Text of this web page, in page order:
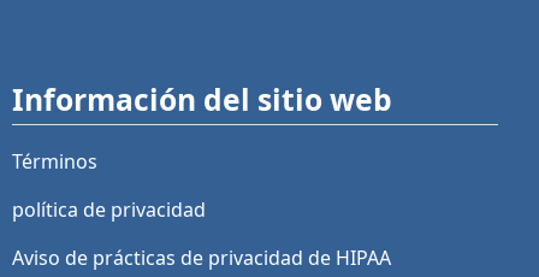
Información del sitio web
Términos
política de privacidad
Aviso de prácticas de privacidad de HIPAA